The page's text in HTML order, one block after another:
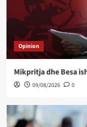
Opinion
Mikpritja dhe Besa
09/08/2026 0